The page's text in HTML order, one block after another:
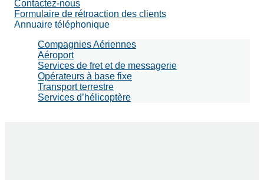
Contactez-nous
Formulaire de rétroaction des clients
Annuaire téléphonique
Compagnies Aériennes
Aéroport
Services de fret et de messagerie
Opérateurs à base fixe
Transport terrestre
Services d’hélicoptère